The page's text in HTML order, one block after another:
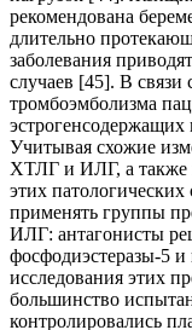
рекомендована
длительно
заболевания
случаев [45]. В
тромбоэмболизма
эстрогенсодержащих
Учитывая схожие
ХТЛГ и ИЛГ, а также
этих
применять группы
ИЛГ: антагонисты
фосфодиэстеразы-5
исследования этих
большинство
контролировались